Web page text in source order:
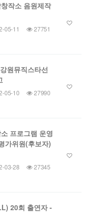
작소 음원제작
05-11 27751
원뮤직스타선
05-10 27990
프로그램 운영
가위원(후보자)
03-28 27345
20회 출연자 -